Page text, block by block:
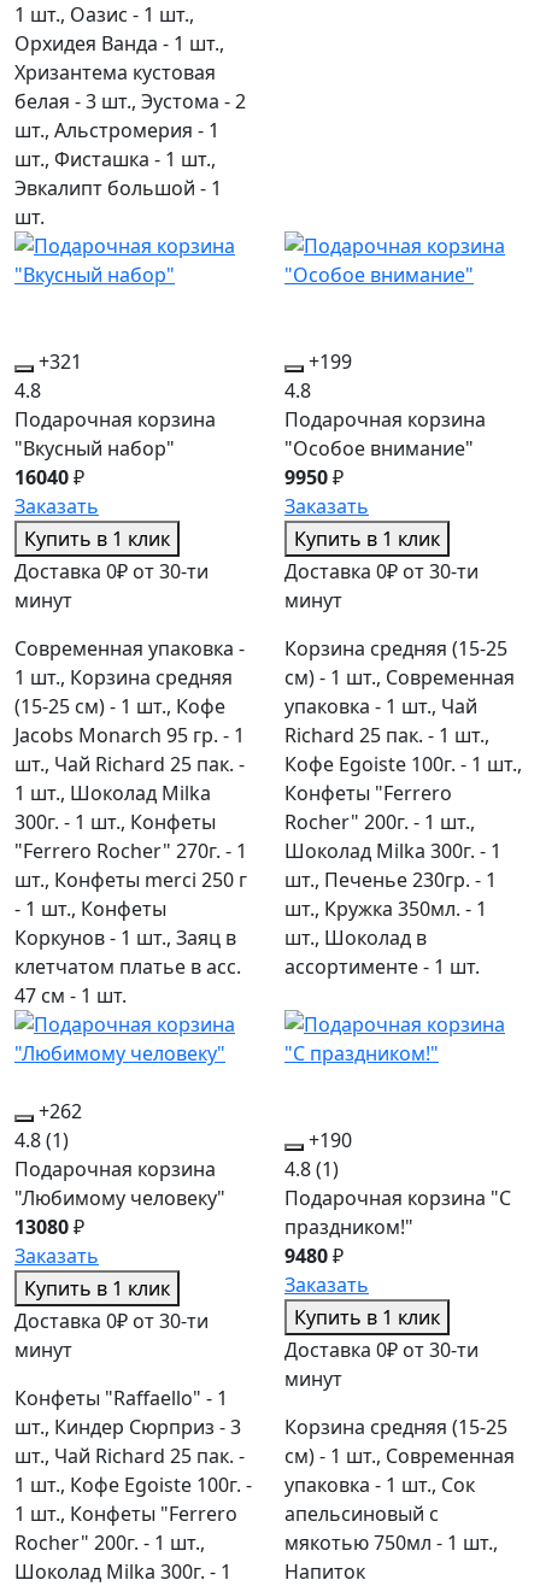
1 шт., Оазис - 1 шт.,
Орхидея Ванда - 1 шт.,
Хризантема кустовая
белая - 3 шт., Эустома - 2
шт., Альстромерия - 1
шт., Фисташка - 1 шт.,
Эвкалипт большой - 1
шт.
+321
4.8
Подарочная корзина
"Вкусный набор"
16040₽
Заказать
Купить в 1 клик
Доставка 0₽ от 30-ти
минут
Современная упаковка -
1 шт., Корзина средняя
(15-25 см) - 1 шт., Кофе
Jacobs Monarch 95 гр. - 1
шт., Чай Richard 25 пак. -
1 шт., Шоколад Milka
300г. - 1 шт., Конфеты
"Ferrero Rocher" 270г. - 1
шт., Конфеты merci 250 г
- 1 шт., Конфеты
Коркунов - 1 шт., Заяц в
клетчатом платье в асс.
47 см - 1 шт.
+199
4.8
Подарочная корзина
"Особое внимание"
9950₽
Заказать
Купить в 1 клик
Доставка 0₽ от 30-ти
минут
Корзина средняя (15-25
см) - 1 шт., Современная
упаковка - 1 шт., Чай
Richard 25 пак. - 1 шт.,
Кофе Egoiste 100г. - 1 шт.,
Конфеты "Ferrero
Rocher" 200г. - 1 шт.,
Шоколад Milka 300г. - 1
шт., Печенье 230гр. - 1
шт., Кружка 350мл. - 1
шт., Шоколад в
ассортименте - 1 шт.
+262
4.8(1)
Подарочная корзина
"Любимому человеку"
13080₽
Заказать
Купить в 1 клик
Доставка 0₽ от 30-ти
минут
Конфеты "Raffaello" - 1
шт., Киндер Сюрприз - 3
шт., Чай Richard 25 пак. -
1 шт., Кофе Egoiste 100г. -
1 шт., Конфеты "Ferrero
Rocher" 200г. - 1 шт.,
Шоколад Milka 300г. - 1
+190
4.8(1)
Подарочная корзина "С
праздником!"
9480₽
Заказать
Купить в 1 клик
Доставка 0₽ от 30-ти
минут
Корзина средняя (15-25
см) - 1 шт., Современная
упаковка - 1 шт., Сок
апельсиновый с
мякотью 750мл - 1 шт.,
Напиток